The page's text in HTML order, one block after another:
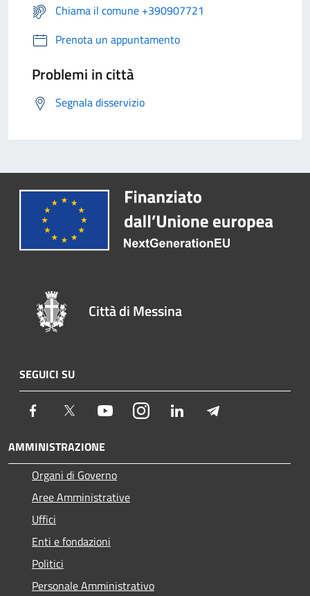
Chiama il comune +390907721
Prenota un appuntamento
Problemi in città
Segnala disservizio
Città di Messina
SEGUICI SU
Facebook Twitter YoutubeInstagram LinkedIn
AMMINISTRAZIONE
Organi di Governo
Aree Amministrative
Uffici
Enti e fondazioni
Politici
Personale Amministrativo